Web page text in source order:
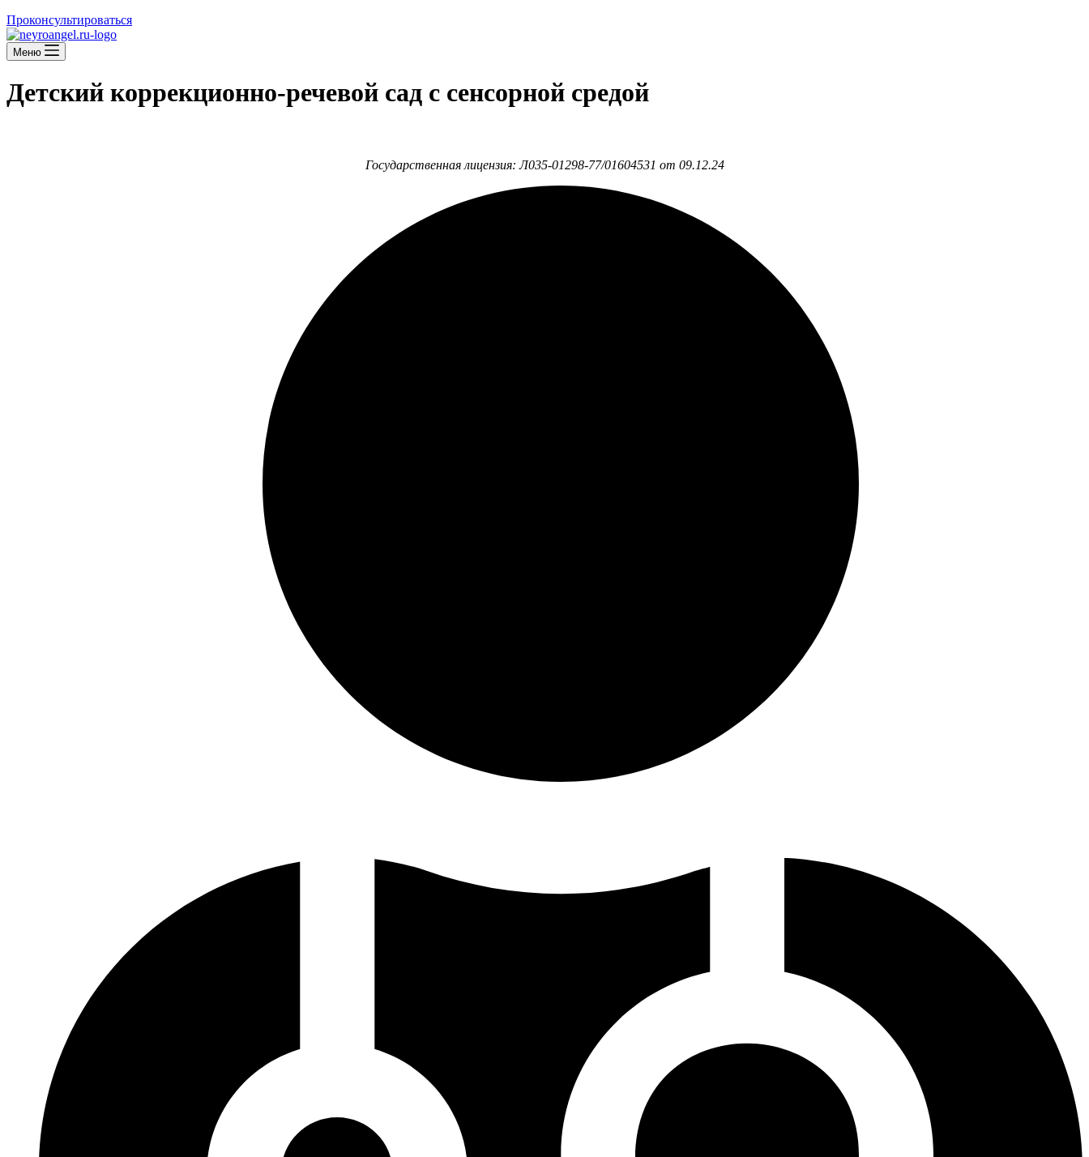
Проконсультироваться
Меню
Детский коррекционно-речевой сад с сенсорной средой
Государственная лицензия: Л035-01298-77/01604531 от 09.12.24